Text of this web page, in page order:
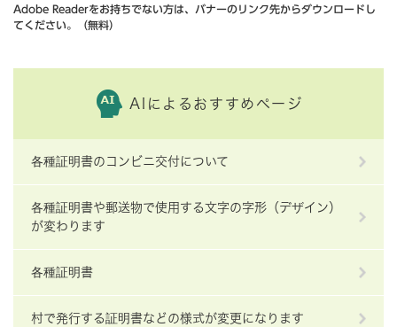
Adobe Readerをお持ちでない方は、バナーのリンク先からダウンロードし
てください。（無料）
AIによるおすすめページ
各種証明書のコンビニ交付について
各種証明書や郵送物で使用する文字の字形（デザイン）
が変わります
各種証明書
村で発行する証明書などの様式が変更になります